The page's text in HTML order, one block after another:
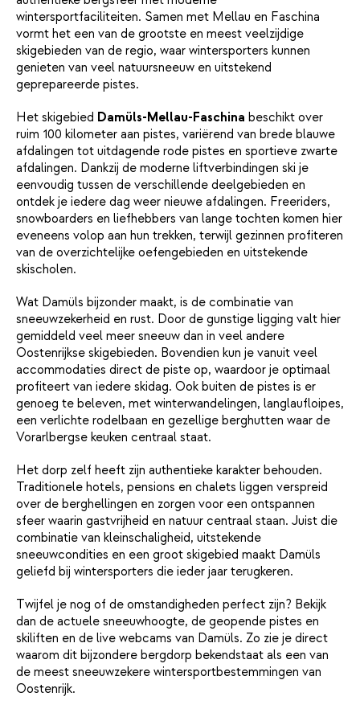
wintersportfaciliteiten. Samen met Mellau en Faschina
vormt het een van de grootste en meest veelzijdige
skigebieden van de regio, waar wintersporters kunnen
genieten van veel natuursneeuw en uitstekend
geprepareerde pistes.
Het skigebied Damüls-Mellau-Faschina beschikt over
ruim 100 kilometer aan pistes, variërend van brede blauwe
afdalingen tot uitdagende rode pistes en sportieve zwarte
afdalingen. Dankzij de moderne liftverbindingen ski je
eenvoudig tussen de verschillende deelgebieden en
ontdek je iedere dag weer nieuwe afdalingen. Freeriders,
snowboarders en liefhebbers van lange tochten komen hier
eveneens volop aan hun trekken, terwijl gezinnen profiteren
van de overzichtelijke oefengebieden en uitstekende
skischolen.
Wat Damüls bijzonder maakt, is de combinatie van
sneeuwzekerheid en rust. Door de gunstige ligging valt hier
gemiddeld veel meer sneeuw dan in veel andere
Oostenrijkse skigebieden. Bovendien kun je vanuit veel
accommodaties direct de piste op, waardoor je optimaal
profiteert van iedere skidag. Ook buiten de pistes is er
genoeg te beleven, met winterwandelingen, langlaufloipes,
een verlichte rodelbaan en gezellige berghutten waar de
Vorarlbergse keuken centraal staat.
Het dorp zelf heeft zijn authentieke karakter behouden.
Traditionele hotels, pensions en chalets liggen verspreid
over de berghellingen en zorgen voor een ontspannen
sfeer waarin gastvrijheid en natuur centraal staan. Juist die
combinatie van kleinschaligheid, uitstekende
sneeuwcondities en een groot skigebied maakt Damüls
geliefd bij wintersporters die ieder jaar terugkeren.
Twijfel je nog of de omstandigheden perfect zijn? Bekijk
dan de actuele sneeuwhoogte, de geopende pistes en
skiliften en de live webcams van Damüls. Zo zie je direct
waarom dit bijzondere bergdorp bekendstaat als een van
de meest sneeuwzekere wintersportbestemmingen van
Oostenrijk.